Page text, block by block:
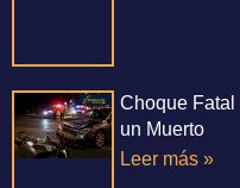
Choque Fatal
un Muerto
Leer más »